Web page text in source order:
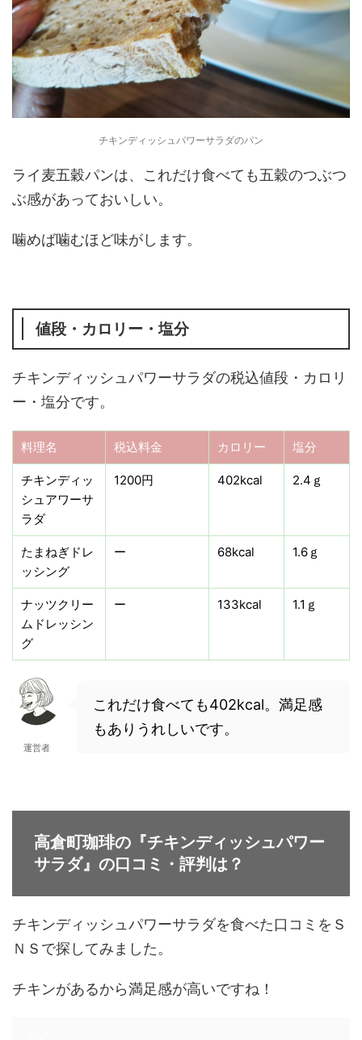
チキンディッシュパワーサラダのパン
ライ麦五穀パンは、これだけ食べても五穀のつぶつ
ぶ感があっておいしい。
噛めば噛むほど味がします。
値段・カロリー・塩分
チキンディッシュパワーサラダの税込値段・カロリ
ー・塩分です。
料理名 税込料金 カロリー 塩分
チキンディッ
シュアワーサ
ラダ
1200円 402kcal 2.4ｇ
たまねぎドレ
ッシング
ー 68kcal 1.6ｇ
ナッツクリー
ムドレッシン
グ
ー 133kcal 1.1ｇ
運営者
これだけ食べても402kcal。満足感
もありうれしいです。
高倉町珈琲の『チキンディッシュパワー
サラダ』の口コミ・評判は？
チキンディッシュパワーサラダを食べた口コミをＳ
ＮＳで探してみました。
チキンがあるから満足感が高いですね！